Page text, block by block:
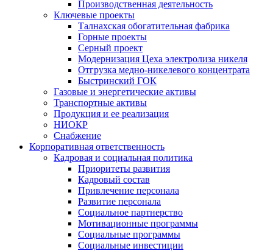
Производственная деятельность
Ключевые проекты
Талнахская обогатительная фабрика
Горные проекты
Серный проект
Модернизация Цеха электролиза никеля
Отгрузка медно-никелевого концентрата
Быстринский ГОК
Газовые и энергетические активы
Транспортные активы
Продукция и ее реализация
НИОКР
Снабжение
Корпоративная ответственность
Кадровая и социальная политика
Приоритеты развития
Кадровый состав
Привлечение персонала
Развитие персонала
Социальное партнерство
Мотивационные программы
Социальные программы
Социальные инвестиции